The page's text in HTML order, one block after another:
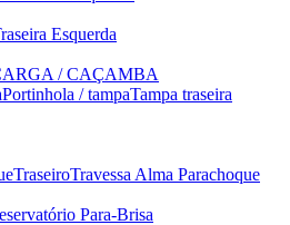
Esquerda
/ CAÇAMBA
Portinhola / tampaTampa traseira
TraseiroTravessa Alma Parachoque
Para-Brisa